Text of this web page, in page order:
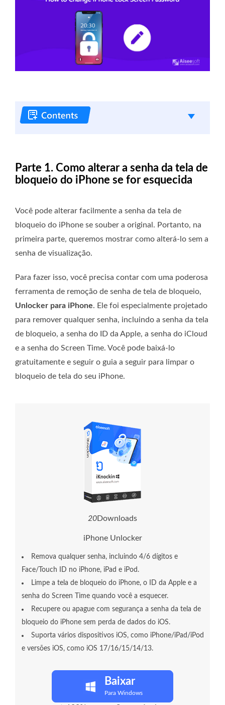
Parte 1. Como alterar a senha da tela de
bloqueio do iPhone se for esquecida
Você pode alterar facilmente a senha da tela de
bloqueio do iPhone se souber a original. Portanto, na
primeira parte, queremos mostrar como alterá-lo sem a
senha de visualização.
Para fazer isso, você precisa contar com uma poderosa
ferramenta de remoção de senha de tela de bloqueio,
Unlocker para iPhone. Ele foi especialmente projetado
para remover qualquer senha, incluindo a senha da tela
de bloqueio, a senha do ID da Apple, a senha do iCloud
e a senha do Screen Time. Você pode baixá-lo
gratuitamente e seguir o guia a seguir para limpar o
bloqueio de tela do seu iPhone.
23Downloads
iPhone Unlocker
Remova qualquer senha, incluindo 4/6 dígitos e
Face/Touch ID no iPhone, iPad e iPod.
Limpe a tela de bloqueio do iPhone, o ID da Apple e a
senha do Screen Time quando você a esquecer.
Recupere ou apague com segurança a senha da tela de
bloqueio do iPhone sem perda de dados do iOS.
Suporta vários dispositivos iOS, como iPhone/iPad/iPod
e versões iOS, como iOS 17/16/15/14/13.
Baixar
Para Windows